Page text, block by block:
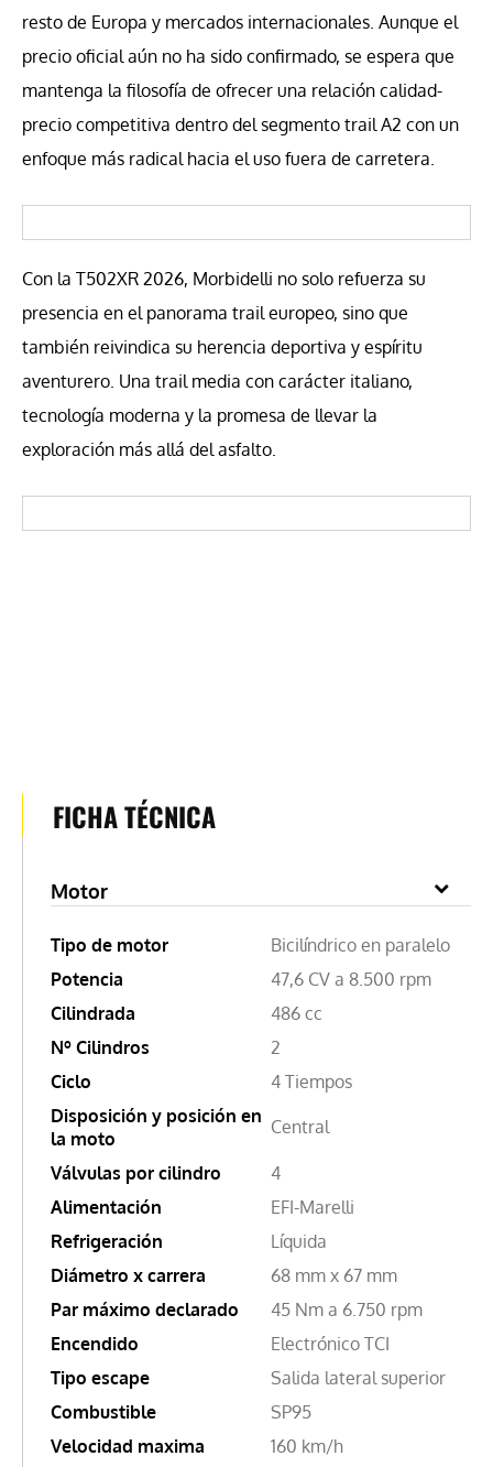
resto de Europa y mercados internacionales. Aunque el
precio oficial aún no ha sido confirmado, se espera que
mantenga la filosofía de ofrecer una relación calidad-
precio competitiva dentro del segmento trail A2 con un
enfoque más radical hacia el uso fuera de carretera.
Con la T502XR 2026, Morbidelli no solo refuerza su
presencia en el panorama trail europeo, sino que
también reivindica su herencia deportiva y espíritu
aventurero. Una trail media con carácter italiano,
tecnología moderna y la promesa de llevar la
exploración más allá del asfalto.
FICHA TÉCNICA
Motor
Tipo de motor
Bicilíndrico en paralelo
Potencia
47,6 CV a 8.500 rpm
Cilindrada
486 cc
Nº Cilindros
2
Ciclo
4 Tiempos
Disposición y posición en
la moto
Central
Válvulas por cilindro
4
Alimentación
EFI-Marelli
Refrigeración
Líquida
Diámetro x carrera
68 mm x 67 mm
Par máximo declarado
45 Nm a 6.750 rpm
Encendido
Electrónico TCI
Tipo escape
Salida lateral superior
Combustible
SP95
Velocidad maxima
160 km/h